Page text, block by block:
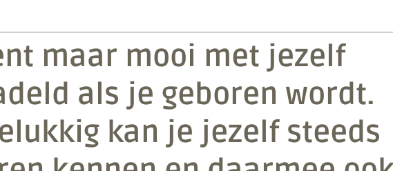
maar mooi met jezelf
als je geboren wordt.
kan je jezelf steeds